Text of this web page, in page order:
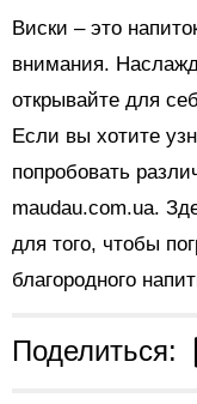
Виски – это
внимания.
открывайте для
Если вы хотите
попробовать
maudau.com.ua.
для того, чтобы
благородного
Поделиться: